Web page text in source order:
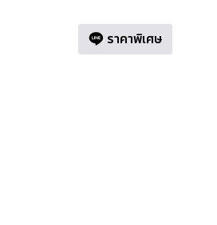
ราคาพิเศษ